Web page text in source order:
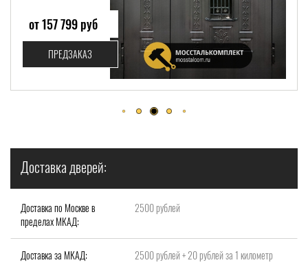
от 157 799 руб
ПРЕДЗАКАЗ
Доставка дверей:
Доставка по Москве в
пределах МКАД:
2500 рублей
Доставка за МКАД: 2500 рублей + 20 рублей за 1 километр